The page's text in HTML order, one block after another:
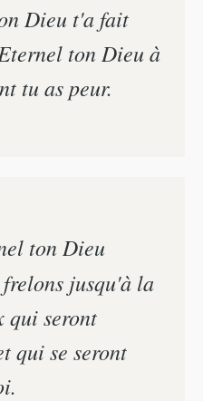
Dieu t'a fait
ton Dieu à
tu as peur.
ton Dieu
jusqu'à la
qui seront
qui se seront